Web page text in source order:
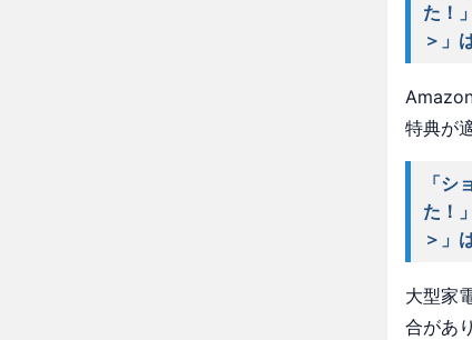
た！
＞」
特典が
「
た！
＞」
大型家
合があ